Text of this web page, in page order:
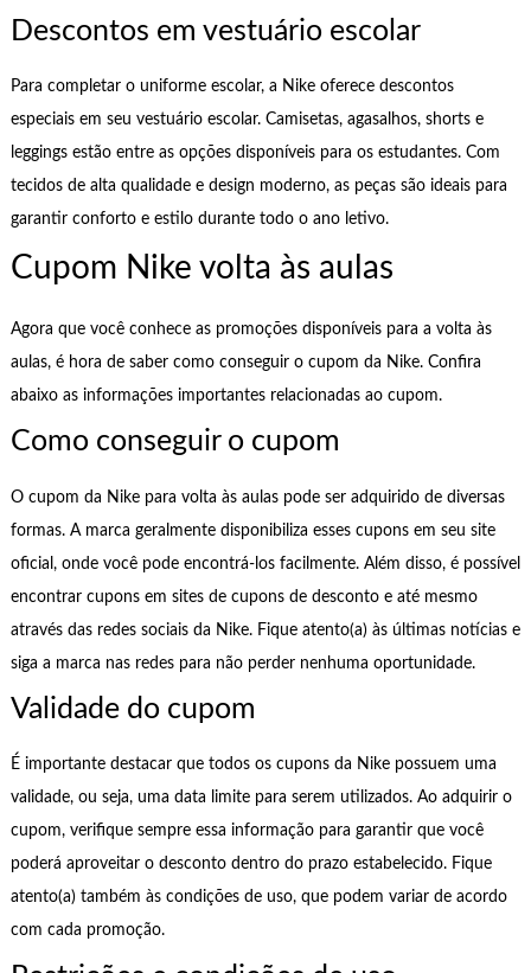
Descontos em vestuário escolar
Para completar o uniforme escolar, a Nike oferece descontos
especiais em seu vestuário escolar. Camisetas, agasalhos, shorts e
leggings estão entre as opções disponíveis para os estudantes. Com
tecidos de alta qualidade e design moderno, as peças são ideais para
garantir conforto e estilo durante todo o ano letivo.
Cupom Nike volta às aulas
Agora que você conhece as promoções disponíveis para a volta às
aulas, é hora de saber como conseguir o cupom da Nike. Confira
abaixo as informações importantes relacionadas ao cupom.
Como conseguir o cupom
O cupom da Nike para volta às aulas pode ser adquirido de diversas
formas. A marca geralmente disponibiliza esses cupons em seu site
oficial, onde você pode encontrá-los facilmente. Além disso, é possível
encontrar cupons em sites de cupons de desconto e até mesmo
através das redes sociais da Nike. Fique atento(a) às últimas notícias e
siga a marca nas redes para não perder nenhuma oportunidade.
Validade do cupom
É importante destacar que todos os cupons da Nike possuem uma
validade, ou seja, uma data limite para serem utilizados. Ao adquirir o
cupom, verifique sempre essa informação para garantir que você
poderá aproveitar o desconto dentro do prazo estabelecido. Fique
atento(a) também às condições de uso, que podem variar de acordo
com cada promoção.